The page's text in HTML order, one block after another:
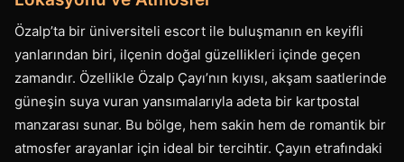
Özalp’ta bir üniversiteli escort ile buluşmanın en keyifli
yanlarından biri, ilçenin doğal güzellikleri içinde geçen
zamandır. Özellikle Özalp Çayı’nın kıyısı, akşam saatlerinde
güneşin suya vuran yansımalarıyla adeta bir kartpostal
manzarası sunar. Bu bölge, hem sakin hem de romantik bir
atmosfer arayanlar için ideal bir tercihtir. Çayın etrafındaki